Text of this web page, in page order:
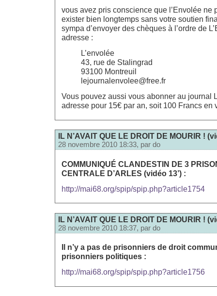
vous avez pris conscience que l’Envolée ne
exister bien longtemps sans votre soutien
sympa d’envoyer des chèques à l’ordre de
adresse :
L’envolée
43, rue de Stalingrad
93100 Montreuil
lejournalenvolee@free.fr
Vous pouvez aussi vous abonner au journal
adresse pour 15€ par an, soit 100 Francs en
IL N’AVAIT QUE LE DROIT DE MOURIR !
28 novembre 2010 18:33, par do
COMMUNIQUÉ CLANDESTIN DE 3
CENTRALE D’ARLES (vidéo 13’) :
http://mai68.org/spip/spip.php?article1754
IL N’AVAIT QUE LE DROIT DE MOURIR !
28 novembre 2010 18:37, par do
Il n’y a pas de prisonniers de droit
prisonniers politiques :
http://mai68.org/spip/spip.php?article1756